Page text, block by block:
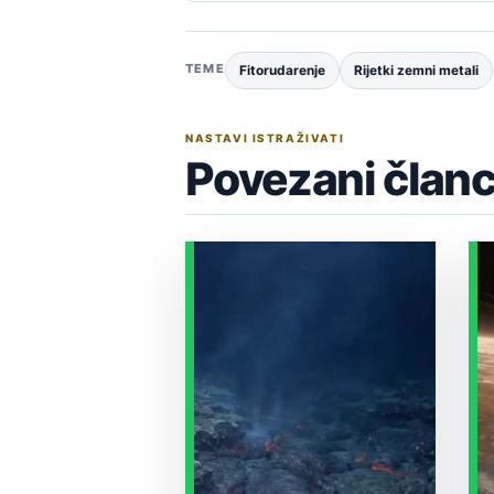
TEME Fitorudarenje Rijetki zemni metali
NASTAVI ISTRAŽIVATI
Povezani